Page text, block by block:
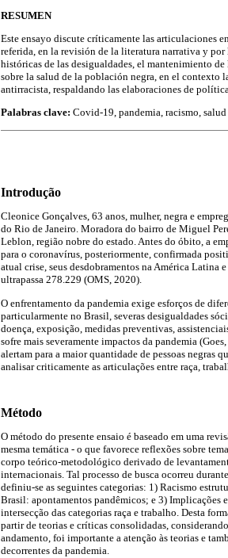
RESUMEN
Este ensayo discute críticamente las articulaciones
referida, en la revisión de la literatura narrativa y
históricas de las desigualdades, el mantenimiento
sobre la salud de la población negra, en el contexto
antirracista, respaldando las elaboraciones de
Palabras clave: Covid-19, pandemia, racismo,
Introdução
Cleonice Gonçalves, 63 anos, mulher, negra e
do Rio de Janeiro. Moradora do bairro de Miguel
Leblon, região nobre do estado. Antes do óbito, a
para o coronavírus, posteriormente, confirmada
atual crise, seus desdobramentos na América
ultrapassa 278.229 (OMS, 2020).
O enfrentamento da pandemia exige esforços de
particularmente no Brasil, severas desigualdades
doença, exposição, medidas preventivas,
sofre mais severamente impactos da pandemia
alertam para a maior quantidade de pessoas negras
analisar criticamente as articulações entre raça,
Método
O método do presente ensaio é baseado em uma
mesma temática - o que favorece reflexões sobre
corpo teórico-metodológico derivado de
internacionais. Tal processo de busca ocorreu
definiu-se as seguintes categorias: 1) Racismo
Brasil: apontamentos pandêmicos; e 3)
intersecção das categorias raça e trabalho. Desta
partir de teorias e críticas consolidadas,
andamento, foi importante a atenção às teorias e
decorrentes da pandemia.